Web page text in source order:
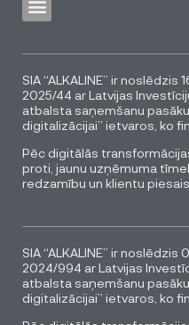
SIA “ALKALINE” ir noslēdzis
2025/44 ar Latvijas
atbalsta saņemšanu
digitalizācijai” ietvaros, ko
Pēc digitālās
proti, jaunu uzņēmuma
redzamību un klientu
SIA “ALKALINE” ir
2024/994 ar Latvijas
atbalsta saņemšanu
digitalizācijai” ietvaros, ko